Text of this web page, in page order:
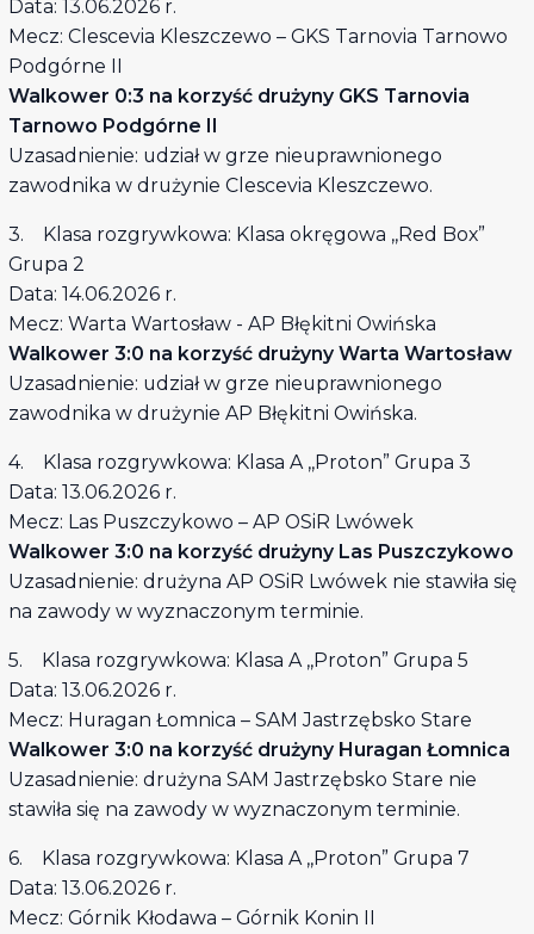
Data: 13.06.2026 r.
Mecz: Clescevia Kleszczewo – GKS Tarnovia Tarnowo
Podgórne II
Walkower 0:3 na korzyść drużyny GKS Tarnovia
Tarnowo Podgórne II
Uzasadnienie: udział w grze nieuprawnionego
zawodnika w drużynie Clescevia Kleszczewo.
3. Klasa rozgrywkowa: Klasa okręgowa ,,Red Box”
Grupa 2
Data: 14.06.2026 r.
Mecz: Warta Wartosław - AP Błękitni Owińska
Walkower 3:0 na korzyść drużyny Warta Wartosław
Uzasadnienie: udział w grze nieuprawnionego
zawodnika w drużynie AP Błękitni Owińska.
4. Klasa rozgrywkowa: Klasa A ,,Proton” Grupa 3
Data: 13.06.2026 r.
Mecz: Las Puszczykowo – AP OSiR Lwówek
Walkower 3:0 na korzyść drużyny Las Puszczykowo
Uzasadnienie: drużyna AP OSiR Lwówek nie stawiła się
na zawody w wyznaczonym terminie.
5. Klasa rozgrywkowa: Klasa A ,,Proton” Grupa 5
Data: 13.06.2026 r.
Mecz: Huragan Łomnica – SAM Jastrzębsko Stare
Walkower 3:0 na korzyść drużyny Huragan Łomnica
Uzasadnienie: drużyna SAM Jastrzębsko Stare nie
stawiła się na zawody w wyznaczonym terminie.
6. Klasa rozgrywkowa: Klasa A ,,Proton” Grupa 7
Data: 13.06.2026 r.
Mecz: Górnik Kłodawa – Górnik Konin II